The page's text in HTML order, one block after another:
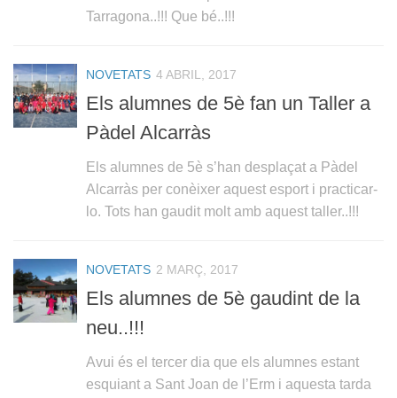
Tarragona..!!! Que bé..!!!
NOVETATS 4 ABRIL, 2017
Els alumnes de 5è fan un Taller a
Pàdel Alcarràs
Els alumnes de 5è s’han desplaçat a Pàdel
Alcarràs per conèixer aquest esport i practicar-
lo. Tots han gaudit molt amb aquest taller..!!!
NOVETATS 2 MARÇ, 2017
Els alumnes de 5è gaudint de la
neu..!!!
Avui és el tercer dia que els alumnes estant
esquiant a Sant Joan de l’Erm i aquesta tarda